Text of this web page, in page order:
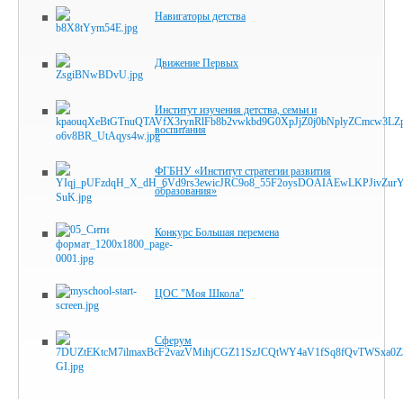
Навигаторы детства
Движение Первых
Институт изучения детства, семьи и
воспитания
ФГБНУ «Институт стратегии развития
образования»
Конкурс Большая перемена
ЦОС "Моя Школа"
Сферум